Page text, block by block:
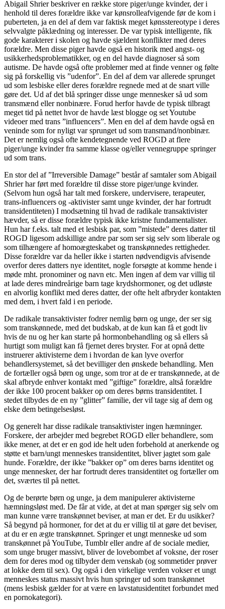
Abigail Shrier beskriver en række store piger/unge kvinder, der i
henhold til deres forældre ikke var kønsrolleafvigende før de kom i
puberteten, ja en del af dem var faktisk meget kønsstereotype i deres
selvvalgte påklædning og interesser. De var typisk intelligente, fik
gode karakterer i skolen og havde sjældent konflikter med deres
forældre. Men disse piger havde også en historik med angst- og
usikkerhedsproblematikker, og en del havde diagnoser så som
autisme. De havde også ofte problemer med at finde venner og følte
sig på forskellig vis ”udenfor”. En del af dem var allerede sprunget
ud som lesbiske eller deres forældre regnede med at de snart ville
gøre det. Ud af det blå springer disse unge mennesker så ud som
transmænd eller nonbinære. Forud herfor havde de typisk tilbragt
meget tid på nettet hvor de havde læst blogge og set Youtube
videoer med trans ”influencers”. Men en del af dem havde også en
veninde som for nyligt var sprunget ud som transmand/nonbinær.
Det er nemlig også ofte kendetegnende ved ROGD at flere
piger/unge kvinder fra samme klasse og/eller vennegruppe springer
ud som trans.
En stor del af ”Irreversible Damage” består af samtaler som Abigail
Shrier har ført med forældre til disse store piger/unge kvinder.
(Selvom hun også har talt med forskere, undervisere, terapeuter,
trans-influencers og -aktivister samt unge kvinder, der har fortrudt
transidentiteten) I modsætning til hvad de radikale transaktivister
hævder, så er disse forældre typisk ikke kristne fundamentalister.
Hun har f.eks. talt med et lesbisk par, som ”mistede” deres datter til
ROGD ligesom adskillige andre par som ser sig selv som liberale og
som tilhængere af homoægteskabet og transkønnedes rettigheder.
Disse forældre var da heller ikke i starten nødvendigvis afvisende
overfor deres datters nye identitet, nogle forsøgte at komme hende i
møde mht. pronominer og navn etc. Men ingen af dem var villig til
at lade deres mindreårige barn tage krydshormoner, og det udløste
en alvorlig konflikt med deres datter, der ofte helt afbryder kontakten
med dem, i hvert fald i en periode.
De radikale transaktivister fodrer nemlig børn og unge, der ser sig
som transkønnede, med det budskab, at de kun kan få et godt liv
hvis de nu og her kan starte på hormonbehandling og så ellers så
hurtigt som muligt kan få fjernet deres bryster. For at opnå dette
instruerer aktivisterne dem i hvordan de kan lyve overfor
behandlersystemet, så det bevilliger den ønskede behandling. Men
de fortæller også børn og unge, som tror at de er transkønnede, at de
skal afbryde enhver kontakt med ”giftige” forældre, altså forældre
der ikke 100 procent bakker op om deres børns transidentitet. I
stedet tilbydes de en ny ”glitter” familie, der vil tage sig af dem og
elske dem betingelsesløst.
Og generelt har disse radikale transaktivister ingen hæmninger.
Forskere, der arbejder med begrebet ROGD eller behandlere, som
ikke mener, at det er en god ide helt uden forbehold at anerkende og
støtte et barn/ungt menneskes transidentitet, bliver jagtet som gale
hunde. Forældre, der ikke ”bakker op” om deres barns identitet og
unge mennesker, der har fortrudt deres transidentitet og fortæller om
det, sværtes til på nettet.
Og de berørte børn og unge, ja dem manipulerer aktivisterne
hæmningsløst med. De får at vide, at det at man spørger sig selv om
man kunne være transkønnet beviser, at man er det. Er du usikker?
Så begynd på hormoner, for det at du er villig til at gøre det beviser,
at du er en ægte transkønnet. Springer et ungt menneske ud som
transkønnet på YouTube, Tumblr eller andre af de sociale medier,
som unge bruger massivt, bliver de lovebombet af voksne, der roser
dem for deres mod og tilbyder dem venskab (og sommetider prøver
at lokke dem til sex). Og også i den virkelige verden vokser et ungt
menneskes status massivt hvis hun springer ud som transkønnet
(mens lesbisk gælder for at være en lavstatusidentitet forbundet med
en pornokategori).